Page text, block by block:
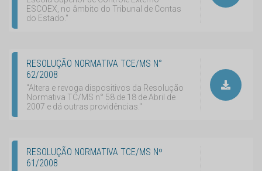
ESCOEX, no âmbito do Tribunal de Contas
do Estado."
RESOLUÇÃO NORMATIVA TCE/MS N°
62/2008
"Altera e revoga dispositivos da Resolução
Normativa TC/MS n° 58 de 18 de Abril de
2007 e dá outras providências."
RESOLUÇÃO NORMATIVA TCE/MS Nº
61/2008